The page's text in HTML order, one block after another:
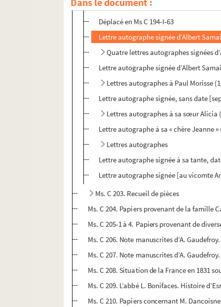
Lettre autographe signée d’Albert
Déplacé en Ms C 194-I-63
Lettre autographe signée d’Albert
Quatre lettres autographes signées
Lettre autographe signée d’Albert
Lettres autographes à Paul Morisse
Lettre autographe signée, sans date
Lettres autographes à sa sœur Alicia
Lettre autographe à sa « chère Jeanne
Lettres autographes
Lettre autographe signée à sa tante,
Lettre autographe signée [au vicomte
Ms. C 203. Recueil de pièces
Ms. C 204. Papiers provenant de la famille
Ms. C 205-1 à 4. Papiers provenant de
Ms. C 206. Note manuscrites d’A.
Ms. C 207. Note manuscrites d’A.
Ms. C 208. Situation de la France en 1831
Ms. C 209. L’abbé L. Bonifaces. Histoire
Ms. C 210. Papiers concernant M.